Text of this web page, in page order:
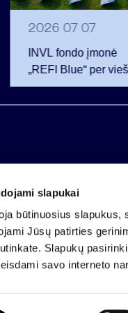
slapukai
būtinuosius
Jūsų patirties
Slapukų
savo interneto
2026 07 07
INVL fondo įmonė
„REFI Blue“ per
obligacijų emisiją
pritraukė 12 mln.